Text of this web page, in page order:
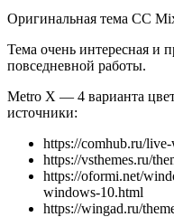
Оригинальная тема CC
Тема очень интересная и
повседневной работы.
Metro X — 4 варианта
источники:
https://comhub.ru/
https://vsthemes.ru/
https://oformi.net/
windows-10.html
https://wingad.ru/